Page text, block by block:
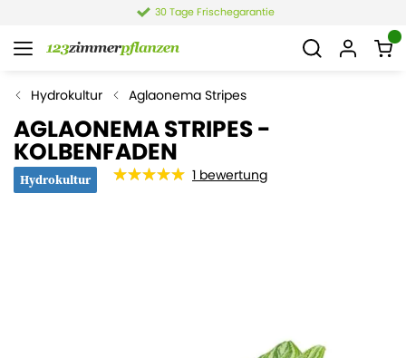
30 Tage Frischegarantie
Hydrokultur Aglaonema Stripes
AGLAONEMA STRIPES -
KOLBENFADEN
Hydrokultur 1 bewertung